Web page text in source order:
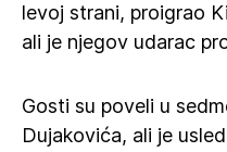
levoj strani, proigrao
ali je njegov udarac
Gosti su poveli u
Dujakovića, ali je